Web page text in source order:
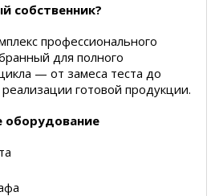
собственник?
профессионального
для полного
— от замеса теста до
готовой продукции.
оборудование